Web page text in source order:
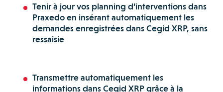
Tenir à jour vos planning d’interventions dans
Praxedo en insérant automatiquement les
demandes enregistrées dans Cegid XRP, sans
ressaisie
Transmettre automatiquement les
informations dans Cegid XRP grâce à la